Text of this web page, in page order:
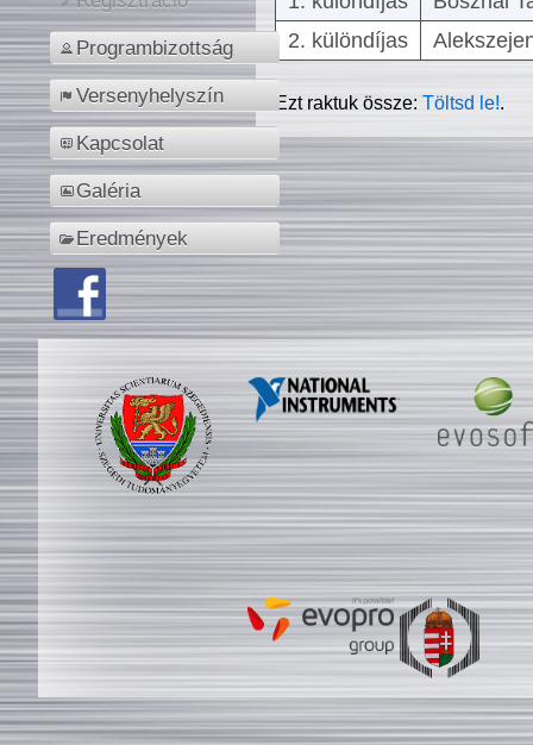
Programbizottság
Versenyhelyszín
Kapcsolat
Galéria
Eredmények
2. különdíjas
Ezt raktuk össze:Töltsd le!.